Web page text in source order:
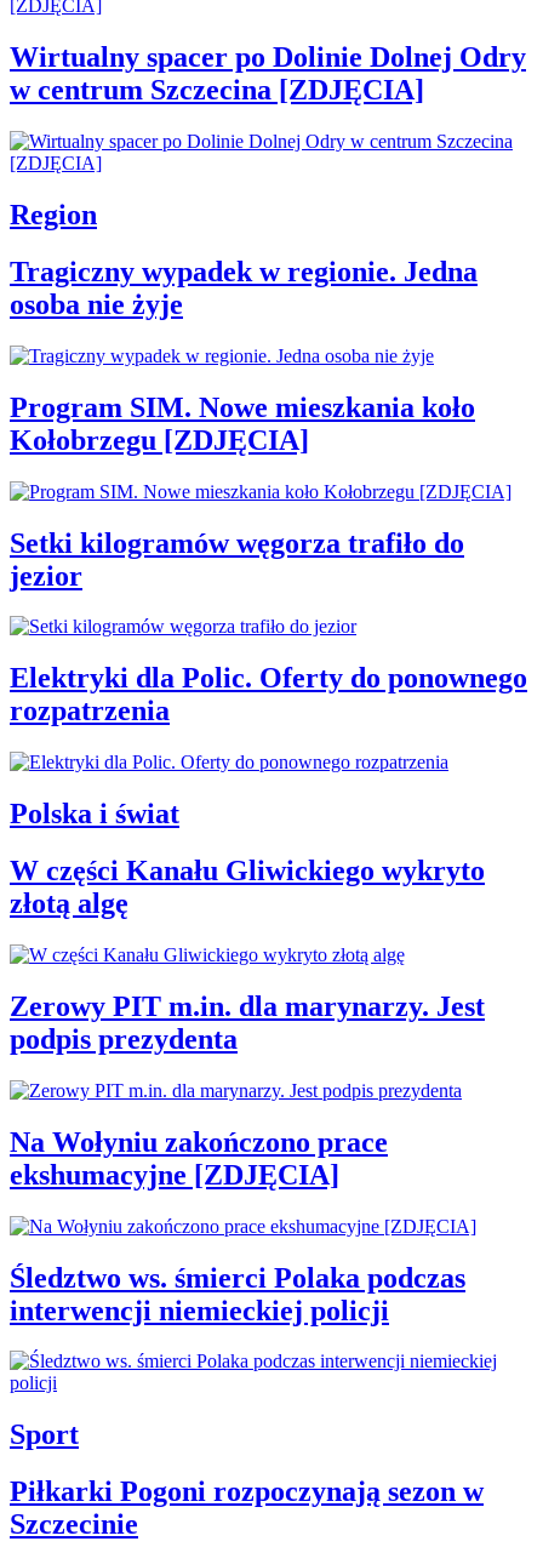
Wirtualny spacer po Dolinie Dolnej Odry
w centrum Szczecina [ZDJĘCIA]
Region
Tragiczny wypadek w regionie. Jedna
osoba nie żyje
Program SIM. Nowe mieszkania koło
Kołobrzegu [ZDJĘCIA]
Setki kilogramów węgorza trafiło do
jezior
Elektryki dla Polic. Oferty do ponownego
rozpatrzenia
Polska i świat
W części Kanału Gliwickiego wykryto
złotą algę
Zerowy PIT m.in. dla marynarzy. Jest
podpis prezydenta
Na Wołyniu zakończono prace
ekshumacyjne [ZDJĘCIA]
Śledztwo ws. śmierci Polaka podczas
interwencji niemieckiej policji
Sport
Piłkarki Pogoni rozpoczynają sezon w
Szczecinie